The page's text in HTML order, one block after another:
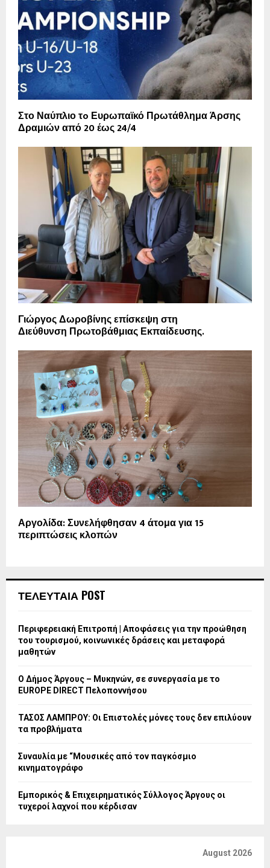
Στο Ναύπλιο τo Ευρωπαϊκό Πρωτάθλημα Άρσης
Δραμιών από 20 έως 24/4
Γιώργος Δωροβίνης επίσκεψη στη
Διεύθυνση Πρωτοβάθμιας Εκπαίδευσης.
Αργολίδα: Συνελήφθησαν 4 άτομα για 15
περιπτώσεις κλοπών
ΤΕΛΕΥΤΑΙΑ POST
Περιφερειακή Επιτροπή | Αποφάσεις για την προώθηση
του τουρισμού, κοινωνικές δράσεις και μεταφορά
μαθητών
Ο Δήμος Άργους – Μυκηνών, σε συνεργασία με το
EUROPE DIRECT Πελοποννήσου
ΤΑΣΟΣ ΛΑΜΠΡΟΥ: Οι Επιστολές μόνες τους δεν επιλύουν
τα προβλήματα
Συναυλία με “Μουσικές από τον παγκόσμιο
κινηματογράφο
Εμπορικός & Επιχειρηματικός Σύλλογος Άργους οι
τυχεροί λαχνοί που κέρδισαν
August 2026